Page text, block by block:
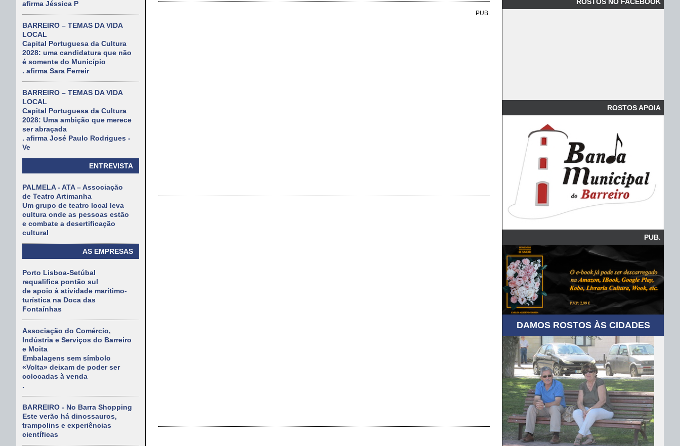
afirma Jéssica P
BARREIRO – TEMAS DA VIDA
LOCAL
Capital Portuguesa da Cultura
2028: uma candidatura que não
é somente do Município
. afirma Sara Ferreir
BARREIRO – TEMAS DA VIDA
LOCAL
Capital Portuguesa da Cultura
2028: Uma ambição que merece
ser abraçada
. afirma José Paulo Rodrigues -
Ve
ENTREVISTA
PALMELA - ATA – Associação
de Teatro Artimanha
Um grupo de teatro local leva
cultura onde as pessoas estão
e combate a desertificação
cultural
AS EMPRESAS
Porto Lisboa-Setúbal
requalifica pontão sul
de apoio à atividade marítimo-
turística na Doca das
Fontaínhas
Associação do Comércio,
Indústria e Serviços do Barreiro
e Moita
Embalagens sem símbolo
«Volta» deixam de poder ser
colocadas à venda
.
BARREIRO - No Barra Shopping
Este verão há dinossauros,
trampolins e experiências
científicas
PUB.
ROSTOS NO FACEBOOK
ROSTOS APOIA
PUB.
DAMOS ROSTOS ÀS CIDADES